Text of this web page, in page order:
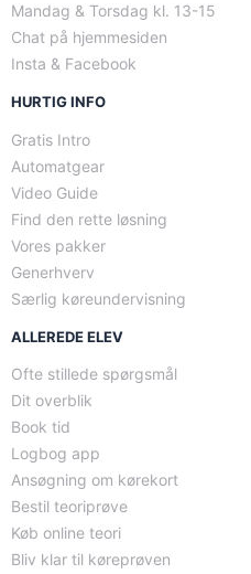
Mandag & Torsdag kl. 13-15
Chat på hjemmesiden
Insta & Facebook
HURTIG INFO
Gratis Intro
Automatgear
Video Guide
Find den rette løsning
Vores pakker
Generhverv
Særlig køreundervisning
ALLEREDE ELEV
Ofte stillede spørgsmål
Dit overblik
Book tid
Logbog app
Ansøgning om kørekort
Bestil teoriprøve
Køb online teori
Bliv klar til køreprøven